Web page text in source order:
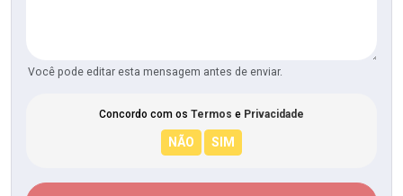
Você pode editar esta mensagem antes de enviar.
Concordo com os Termos e Privacidade